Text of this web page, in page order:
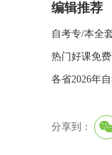
编辑推荐
自考专/本全
热门好课免
各省2026年
分享到：